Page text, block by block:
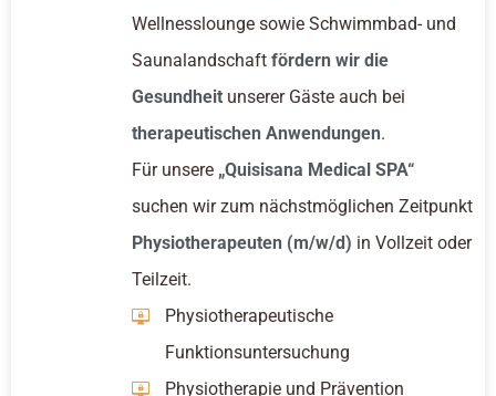
Wellnesslounge sowie Schwimmbad- und
Saunalandschaft fördern wir die
Gesundheit unserer Gäste auch bei
therapeutischen Anwendungen.
Für unsere„Quisisana Medical SPA“
suchen wir zum nächstmöglichen Zeitpunkt
Physiotherapeuten (m/w/d) in Vollzeit oder
Teilzeit.
Physiotherapeutische
Funktionsuntersuchung
Physiotherapie und Prävention